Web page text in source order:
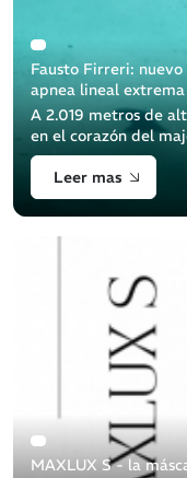
Fausto Firreri:
apnea lineal extrema
A 2.019 metros de
en el corazón del
Firreri, un valiente
Leer mas
MAXLUX S - la